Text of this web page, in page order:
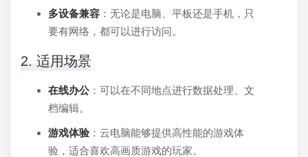
多设备兼容 ：无论是电脑、平板还是手机，只
要有网络，都可以进行访问。
2. 适用场景
在线办公：可以在不同地点进行数据处理、文
档编辑。
游戏体验：云电脑能够提供高性能的游戏体
验，适合喜欢高画质游戏的玩家。